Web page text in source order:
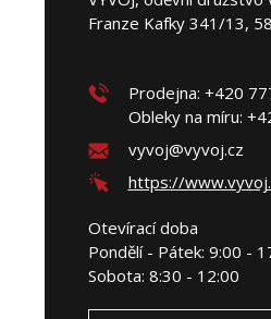
Franze Kafky 341/13,
Prodejna: +420
Obleky na míru:
vyvoj@vyvoj.cz
https://
Otevírací doba
Pondělí - Pátek: 9:00 -
Sobota: 8:30 - 12:00